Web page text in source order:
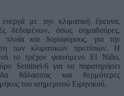
με την κλιματική έρευνα,
δεδομένων, όπως σημαδούρες,
πλοία και δορυφόρους, για την
των κλιματικών προτύπων. Η
το τρέχον φαινόμενο El Niño,
Sentinel-6 για να παρατηρήσει
θάλασσας και θερμότερες
του ισημερινού Ειρηνικού.